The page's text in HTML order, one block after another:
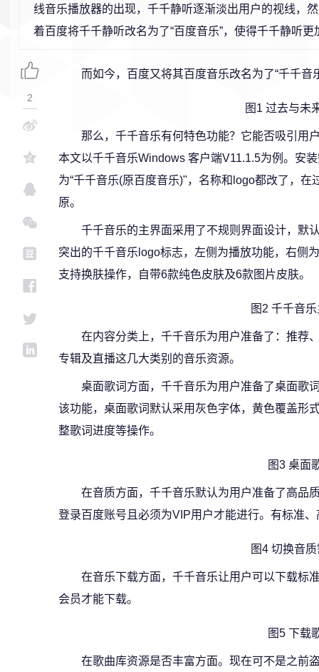
线音乐播放器的出现，千千静听逐渐淡出用户的视线，
着百度将千千静听改名为了“百度音乐”，使得千千静听
而如今，百度又将其百度音乐改名为了“千千音
图1 过去与未
那么，千千音乐有何特色功能？它能否吸引用
本文以千千音乐Windows 客户端V11.1.5为例。安
为“千千音乐(原百度音乐)"，名称和logo都改了，
原。
千千音乐的主界面采用了不规则界面设计，默
突出的千千音乐logo标志，左侧为播放功能，右侧
支持换肤操作，自带6款纯色皮肤及6款图片皮肤。
图2 千千音
在内容分类上，千千音乐为用户准备了：推荐
专辑及直播这几大类别的音乐资源。
桌面歌词方面，千千音乐为用户准备了桌面歌
该功能，桌面歌词默认采用灰色字体，黄色覆盖形
整歌词进度等操作。
图3 桌面
在音质方面，千千音乐默认为用户准备了高品
登录百度账号且必须为VIP用户才能进行。有标准
图4 切换音
在音乐下载方面，千千音乐让用户可以下载标
会员才能下载。
图5 下载
在歌曲库资源是否丰富方面。现在可不是之前
2